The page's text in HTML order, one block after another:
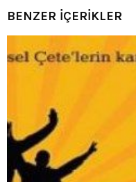
BENZER İÇERİKLER